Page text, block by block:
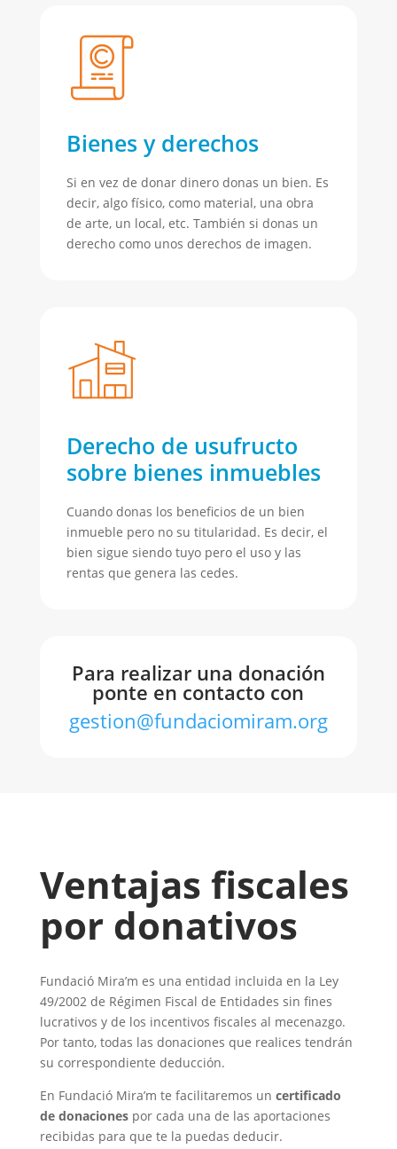
Bienes y derechos
Si en vez de donar dinero donas un bien. Es
decir, algo físico, como material, una obra
de arte, un local, etc. También si donas un
derecho como unos derechos de imagen.
Derecho de usufructo
sobre bienes inmuebles
Cuando donas los beneficios de un bien
inmueble pero no su titularidad. Es decir, el
bien sigue siendo tuyo pero el uso y las
rentas que genera las cedes.
Para realizar una donación
ponte en contacto con
gestion@fundaciomiram.org
Ventajas fiscales
por donativos
Fundació Mira’m es una entidad incluida en la Ley
49/2002 de Régimen Fiscal de Entidades sin fines
lucrativos y de los incentivos fiscales al mecenazgo.
Por tanto, todas las donaciones que realices tendrán
su correspondiente deducción.
En Fundació Mira’m te facilitaremos un certificado
de donacionespor cada una de las aportaciones
recibidas para que te la puedas deducir.